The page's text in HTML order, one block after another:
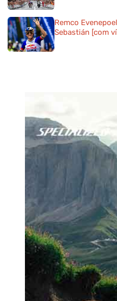
Remco
Sebastián [com